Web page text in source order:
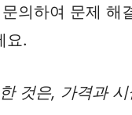
의하여 문제
요.
것은, 가격과